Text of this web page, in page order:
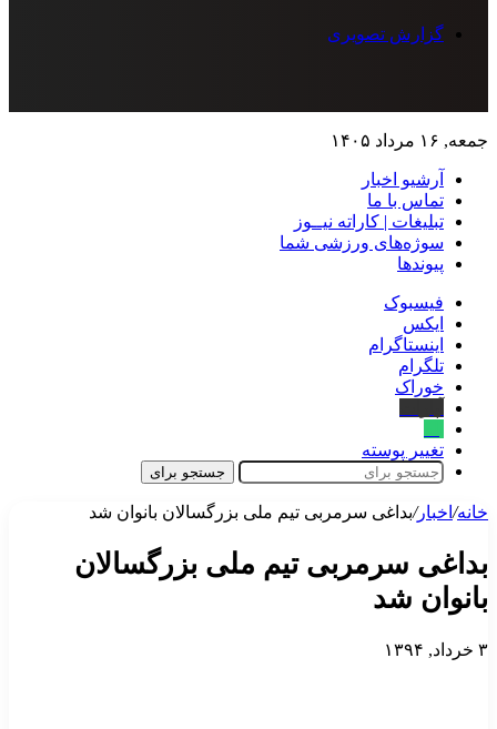
گزارش تصویری
جمعه, ۱۶ مرداد ۱۴۰۵
آرشیو اخبار
تماس‌ با‌ ما
تبلیغات | کاراته نیــوز
سوژه‌های ورزشی شما
پیوندها
فیسبوک
ایکس
اینستاگرام
تلگرام
خوراک
تغییر پوسته
جستجو برای
خانه/ اخبار/بداغی سرمربی تیم ملی بزرگسالان بانوان شد
بداغی سرمربی تیم ملی بزرگسالان
بانوان شد
۳ خرداد, ۱۳۹۴